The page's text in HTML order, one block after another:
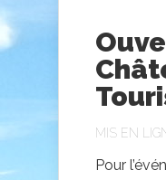
MIS EN
Pour